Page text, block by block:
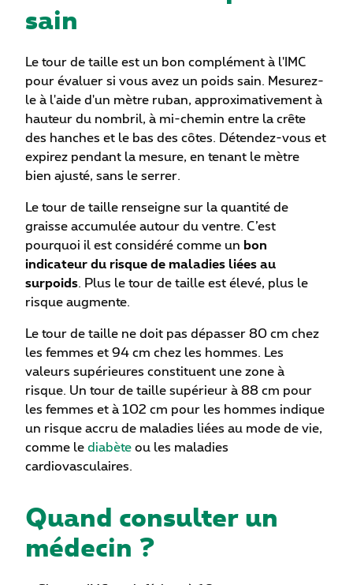
sain
Le tour de taille est un bon complément à l'IMC
pour évaluer si vous avez un poids sain. Mesurez-
le à l'aide d'un mètre ruban, approximativement à
hauteur du nombril, à mi-chemin entre la crête
des hanches et le bas des côtes. Détendez-vous et
expirez pendant la mesure, en tenant le mètre
bien ajusté, sans le serrer.
Le tour de taille renseigne sur la quantité de
graisse accumulée autour du ventre. C’est
pourquoi il est considéré comme un bon
indicateur du risque de maladies liées au
surpoids. Plus le tour de taille est élevé, plus le
risque augmente.
Le tour de taille ne doit pas dépasser 80 cm chez
les femmes et 94 cm chez les hommes. Les
valeurs supérieures constituent une zone à
risque. Un tour de taille supérieur à 88 cm pour
les femmes et à 102 cm pour les hommes indique
un risque accru de maladies liées au mode de vie,
comme le diabète ou les maladies
cardiovasculaires.
Quand consulter un
médecin ?